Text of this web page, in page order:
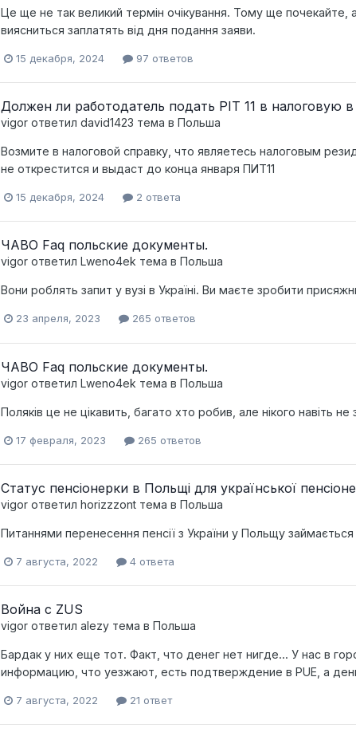
Це ще не так великий термін очікування. Тому ще почекайте,
виясниться заплатять від дня подання заяви.
15 декабря, 2024 97 ответов
Должен ли работодатель подать PIT 11 в налоговую в
vigor ответил david1423 тема в Польша
Возмите в налоговой справку, что являетесь налоговым
не открестится и выдаст до конца января ПИТ11
15 декабря, 2024 2 ответа
ЧАВО Faq польские документы.
vigor ответил Lweno4ek тема в Польша
Вони роблять запит у вузі в Україні. Ви маєте зробити
23 апреля, 2023 265 ответов
ЧАВО Faq польские документы.
vigor ответил Lweno4ek тема в Польша
Поляків це не цікавить, багато хто робив, але нікого навіть не
17 февраля, 2023 265 ответов
Статус пенсіонерки в Польщі для української
vigor ответил horizzzont тема в Польша
Питаннями перенесення пенсії з України у Польщу
7 августа, 2022 4 ответа
Война с ZUS
vigor ответил alezy тема в Польша
Бардак у них еще тот. Факт, что денег нет нигде... У нас в
информацию, что уезжают, есть подтверждение в PUE, а
7 августа, 2022 21 ответ